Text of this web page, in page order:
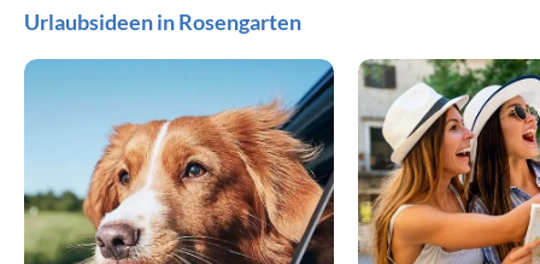
Urlaubsideen in Rosengarten